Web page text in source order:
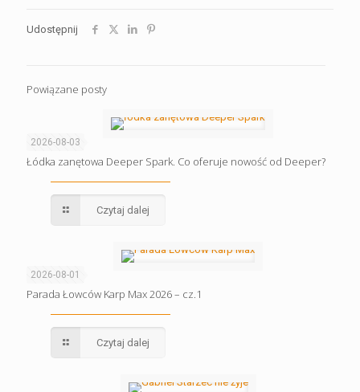
Udostępnij
Powiązane posty
2026-08-03
Łódka zanętowa Deeper Spark. Co oferuje nowość od Deeper?
Czytaj dalej
2026-08-01
Parada Łowców Karp Max 2026 – cz.1
Czytaj dalej